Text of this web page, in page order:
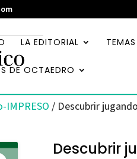
LA EDITORIAL TEMAS
DE OCTAEDRO
IMPRESO / Descubrir jugando
Descubrir